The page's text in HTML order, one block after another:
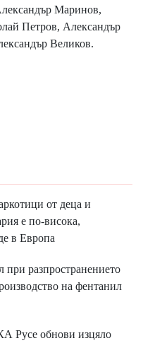
Маринов,
Петров, Александър
Великов.
от деца и
е по-висока,
в Европа
при разпространението
на фентанил
обнови изцяло